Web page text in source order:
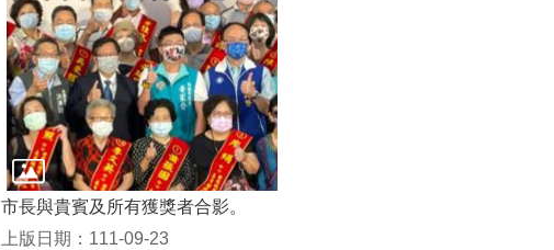
市長與貴賓及所有獲獎者合影。
上版日期：111-09-23